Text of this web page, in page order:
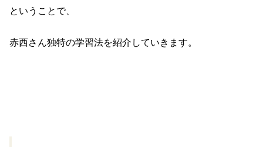
ということで、
赤西さん独特の学習法を紹介していきます。